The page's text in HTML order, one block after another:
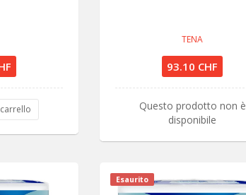
TENA
93.10 CHF
Questo prodotto non è
disponibile
Esaurito